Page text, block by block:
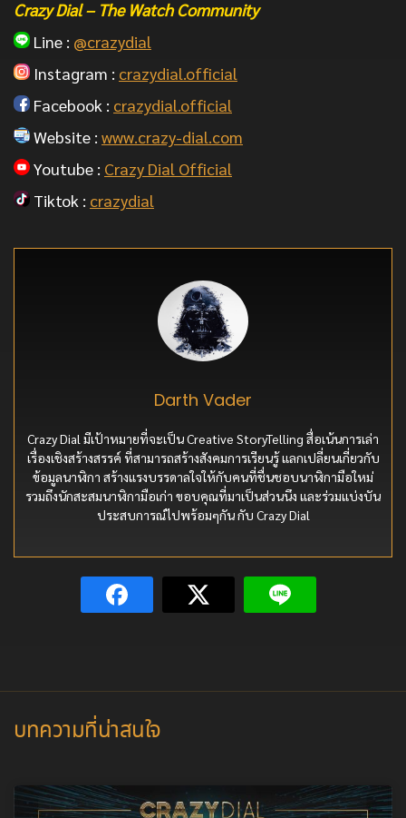
Crazy Dial – The Watch Community
Line : @crazydial
Instagram : crazydial.official
Facebook : crazydial.official
Website : www.crazy-dial.com
Youtube : Crazy Dial Official
Tiktok : crazydial
Darth Vader
Crazy Dial มีเป้าหมายที่จะเป็น Creative StoryTelling สื่อเน้นการเล่า
เรื่องเชิงสร้างสรรค์ ที่สามารถสร้างสังคมการเรียนรู้ แลกเปลี่ยนเกี่ยวกับ
ข้อมูลนาฬิกา สร้างแรงบรรดาลใจให้กับคนที่ชื่นชอบนาฬิกามือใหม่
รวมถึงนักสะสมนาฬิกามือเก่า ขอบคุณที่มาเป็นส่วนนึง และร่วมแบ่งบัน
ประสบการณ์ไปพร้อมๆกัน กับ Crazy Dial
บทความที่น่าสนใจ